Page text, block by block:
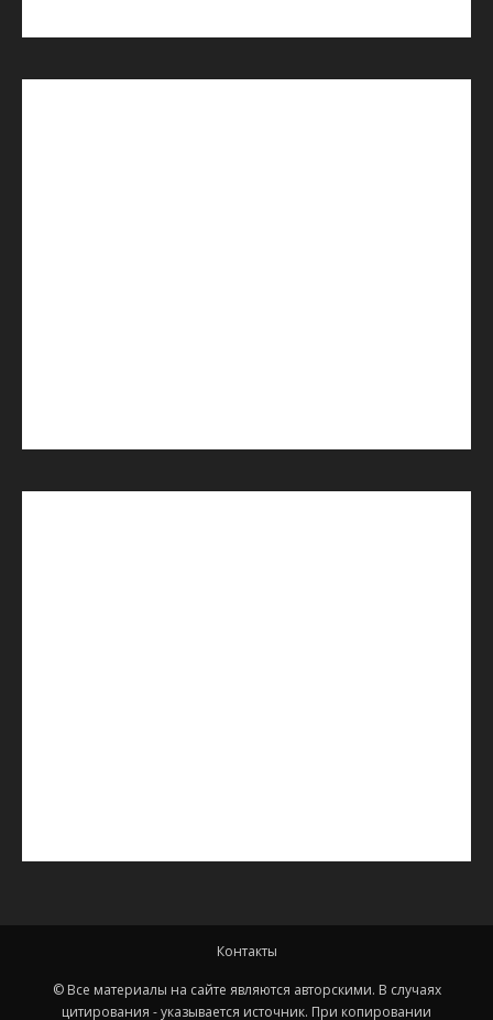
Контакты
© Все материалы на сайте являются авторскими. В случаях
цитирования - указывается источник. При копировании